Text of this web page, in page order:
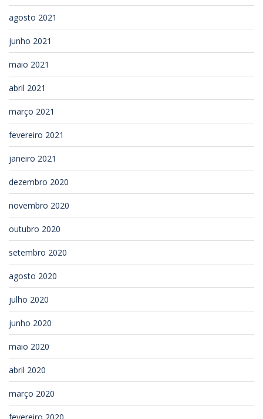
agosto 2021
junho 2021
maio 2021
abril 2021
março 2021
fevereiro 2021
janeiro 2021
dezembro 2020
novembro 2020
outubro 2020
setembro 2020
agosto 2020
julho 2020
junho 2020
maio 2020
abril 2020
março 2020